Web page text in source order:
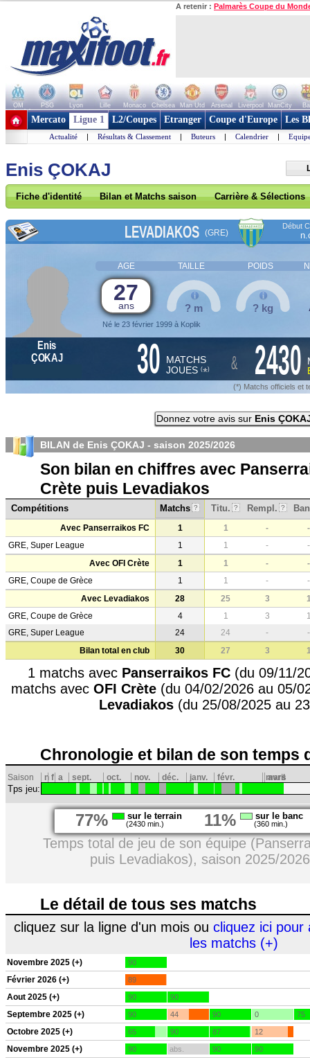
A retenir : Palmarès Coupe du
OM PSG Lyon Lille Monaco Chelsea Man Utd Arsenal Liverpool ManCity
+ de clubs
Mercato Ligue 1 L2/Coupes Etranger Coupe d'Europe Les
Actualité | Résultats & Classement | Buteurs | Calendrier |
Enis ÇOKAJ
Fiche d'identité Bilan et Matchs saison Carrière & Sélections
LEVADIAKOS (GRE)
Début
AGE TAILLE POIDS
27
ans
Né le 23 février 1999 à Koplik
? m ? kg
Enis
ÇOKAJ
30 MATCHS
JOUES (*) & 2430
(*) Matchs officiels et
Donnez votre avis sur Enis
BILAN de Enis ÇOKAJ - saison 2025/2026
Son bilan en chiffres avec
Crète puis Levadiakos
Compétitions Matchs ? Titu. ? Rempl. ?
Avec Panserraikos FC 1 1 -
-
GRE, Super League
1 1 -
-
Avec OFI Crète
1 1 -
-
GRE, Coupe de Grèce
1 1 -
-
Avec Levadiakos
28 25 3
GRE, Coupe de Grèce
4 1 3
GRE, Super League
24 24 -
-
Bilan total en club
30 27 3
1 matchs avec Panserraikos FC (du 09/11/
matchs avec OFI Crète(du 04/02/2026 au 05/
Levadiakos (du 25/08/2025 au
Chronologie et bilan de son temps
Saison n f a sept. oct. nov. déc. janv. févr. mars
avril
Tps jeu:
77% sur le terrain
(2430 min.) 11% sur le banc
(360 min.)
Temps total de jeu de son équipe
puis Levadiakos), saison 2025/
Le détail de tous ses matchs
cliquez sur la ligne d'un mois ou cliquez ici pour
les matchs (+)
Novembre 2025 (+) 90
Février 2026 (+) 89
Aout 2025 (+) 90 90
Septembre 2025 (+) 90 44 90 0 75
Octobre 2025 (+) 65 90 87 12
Novembre 2025 (+) 90 abs. 90 90